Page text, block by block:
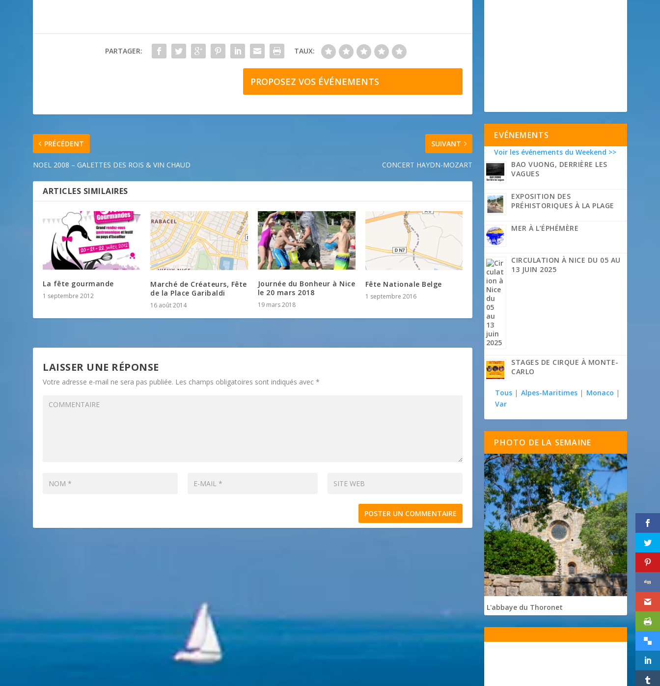
PARTAGER: TAUX:
PROPOSEZ VOS ÉVÉNEMENTS
PRÉCÉDENT
NOEL 2008 – GALETTES DES ROIS & VIN CHAUD
SUIVANT
CONCERT HAYDN-MOZART
ARTICLES SIMILAIRES
La fête gourmande
1 septembre 2012
Marché de Créateurs, Fête
de la Place Garibaldi
16 août 2014
Journée du Bonheur à Nice
le 20 mars 2018
19 mars 2018
Fête Nationale Belge
1 septembre 2016
LAISSER UNE RÉPONSE
Votre adresse e-mail ne sera pas publiée. Les champs obligatoires sont indiqués avec*
EVÉNEMENTS
Voir les événements du Weekend >>
BAO VUONG, DERRIÈRE LES
VAGUES
EXPOSITION DES
PRÉHISTORIQUES À LA PLAGE
MER À L’ÉPHÉMÈRE
CIRCULATION À NICE DU 05 AU
13 JUIN 2025
STAGES DE CIRQUE À MONTE-
CARLO
Tous | Alpes-Maritimes | Monaco |
Var
PHOTO DE LA SEMAINE
L'abbaye du Thoronet